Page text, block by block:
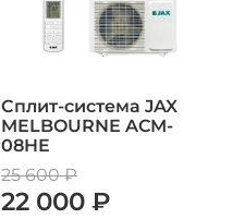
Сплит-система JAX
MELBOURNE ACM-
08HE
25 600 ₽
22 000 ₽